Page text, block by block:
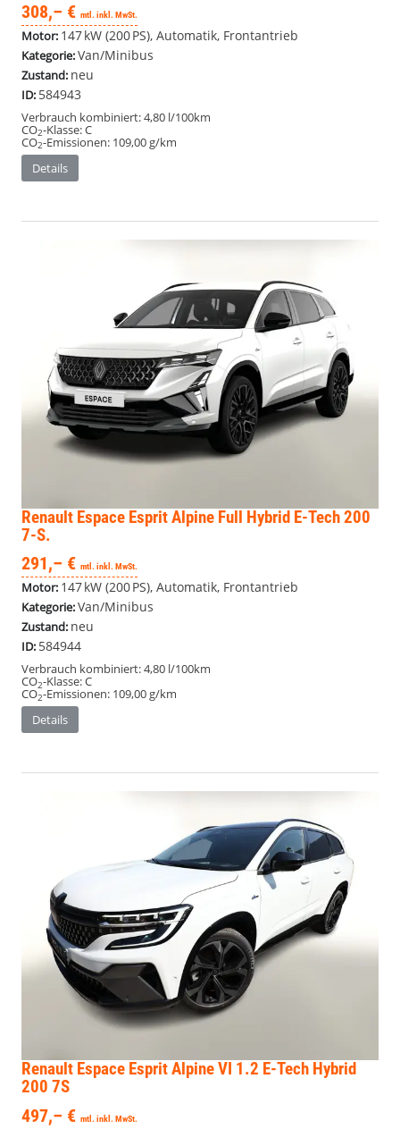
308,– € mtl. inkl. MwSt.
Motor: 147 kW (200 PS), Automatik, Frontantrieb
Kategorie:Van/Minibus
Zustand: neu
ID: 584943
Verbrauch kombiniert:4,80 l/100km
CO2-Klasse:C
CO2-Emissionen: 109,00 g/km
Details
Renault Espace Esprit Alpine Full Hybrid E-Tech 200
7-S.
291,– € mtl. inkl. MwSt.
Motor: 147 kW (200 PS), Automatik, Frontantrieb
Kategorie:Van/Minibus
Zustand: neu
ID: 584944
Verbrauch kombiniert:4,80 l/100km
CO2-Klasse:C
CO2-Emissionen: 109,00 g/km
Details
Renault Espace Esprit Alpine VI 1.2 E-Tech Hybrid
200 7S
497,– € mtl. inkl. MwSt.